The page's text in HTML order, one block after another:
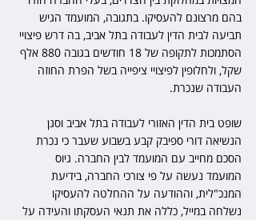
בהם מרצונם להעסיקו. בתגובה, המועמד הגיש
תביעה לבית הדין לעבודה בתל אביב, בה דרש פיצויי
הסתמכות לתקופה של 18 חודשים בגובה 880 אלף
שקל, ולחלופין לפיצויי ציפייה בשל הפרת החוזה
העבודה שנכרת.
שופט בית הדין האזורי לעבודה בתל אביב וסגן
הנשיאה דורי ספיבק קבע בשבוע שעבר כי נכרת
הסכם מחייב עם המועמד לבין החברה. גיוס
המועמד נעשה על פי צורכי החברה, בידיעת
המנכ"לית, וההודעה על ההחלטה להעסיקו
נשלחה במייל, כללה את תנאי העסקתו והעידה על